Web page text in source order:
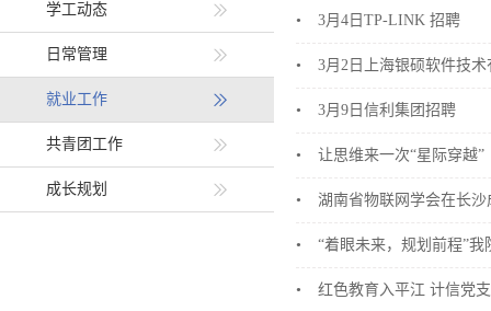
学工动态
日常管理
就业工作
共青团工作
成长规划
• 3月4日TP-LINK 招聘
• 3月2日上海银硕软件技
• 3月9日信利集团招聘
• 让思维来一次“星际穿越”
• 湖南省物联网学会在长沙
• “着眼未来，规划前程”
• 红色教育入平江 计信党